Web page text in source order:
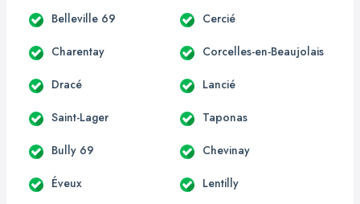
Belleville 69 Cercié
Charentay Corcelles-en-Beaujolais
Dracé Lancié
Saint-Lager Taponas
Bully 69 Chevinay
Éveux Lentilly